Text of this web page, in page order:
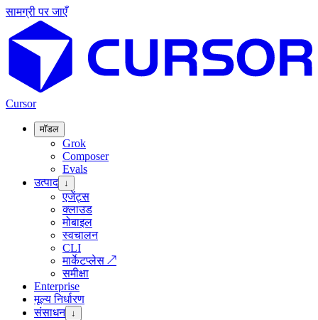
सामग्री पर जाएँ
Cursor
मॉडल
Grok
Composer
Evals
उत्पाद ↓
एजेंट्स
क्लाउड
मोबाइल
स्वचालन
CLI
मार्केटप्लेस ↗
समीक्षा
Enterprise
मूल्य निर्धारण
संसाधन ↓